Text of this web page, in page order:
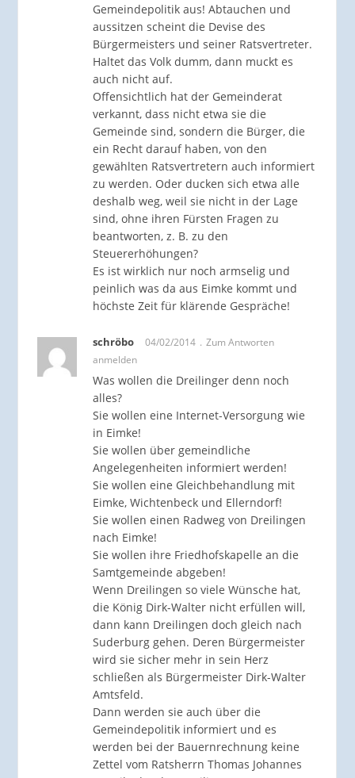
Gemeindepolitik aus! Abtauchen und
aussitzen scheint die Devise des
Bürgermeisters und seiner Ratsvertreter.
Haltet das Volk dumm, dann muckt es
auch nicht auf.
Offensichtlich hat der Gemeinderat
verkannt, dass nicht etwa sie die
Gemeinde sind, sondern die Bürger, die
ein Recht darauf haben, von den
gewählten Ratsvertretern auch informiert
zu werden. Oder ducken sich etwa alle
deshalb weg, weil sie nicht in der Lage
sind, ohne ihren Fürsten Fragen zu
beantworten, z. B. zu den
Steuererhöhungen?
Es ist wirklich nur noch armselig und
peinlich was da aus Eimke kommt und
höchste Zeit für klärende Gespräche!
schröbo 04/02/2014
Zum Antworten
anmelden
Was wollen die Dreilinger denn noch
alles?
Sie wollen eine Internet-Versorgung wie
in Eimke!
Sie wollen über gemeindliche
Angelegenheiten informiert werden!
Sie wollen eine Gleichbehandlung mit
Eimke, Wichtenbeck und Ellerndorf!
Sie wollen einen Radweg von Dreilingen
nach Eimke!
Sie wollen ihre Friedhofskapelle an die
Samtgemeinde abgeben!
Wenn Dreilingen so viele Wünsche hat,
die König Dirk-Walter nicht erfüllen will,
dann kann Dreilingen doch gleich nach
Suderburg gehen. Deren Bürgermeister
wird sie sicher mehr in sein Herz
schließen als Bürgermeister Dirk-Walter
Amtsfeld.
Dann werden sie auch über die
Gemeindepolitik informiert und es
werden bei der Bauernrechnung keine
Zettel vom Ratsherrn Thomas Johannes